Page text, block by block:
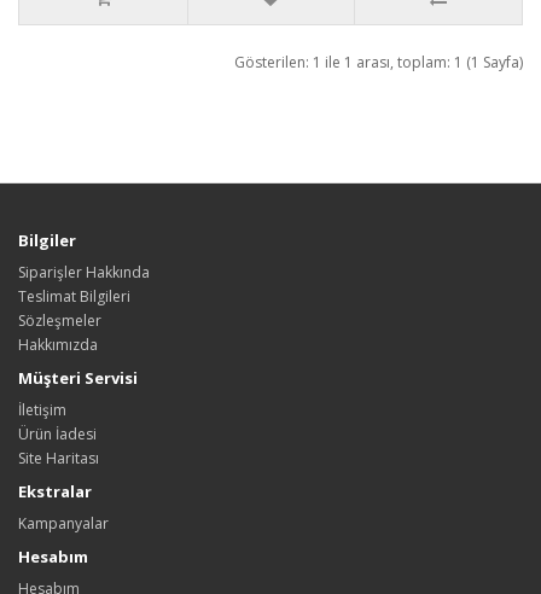
Gösterilen: 1 ile 1 arası, toplam: 1 (1 Sayfa)
Bilgiler
Siparişler Hakkında
Teslimat Bilgileri
Sözleşmeler
Hakkımızda
Müşteri Servisi
İletişim
Ürün İadesi
Site Haritası
Ekstralar
Kampanyalar
Hesabım
Hesabım